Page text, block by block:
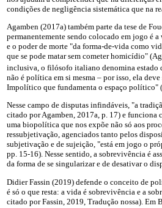
condições de negligência sistemática que na
Agamben (2017a) também parte da tese de
permanentemente sendo colocado em jogo é
e o poder de morte "da forma-de-vida como
que se pode matar sem cometer homicídio"
inclusiva, o filósofo italiano denomina estado
não é política em si mesma – por isso, ela
Impolítico que fundamenta o espaço político"
Nesse campo de disputas infindáveis, "a
citado por Agamben, 2017a, p. 17) e funciona
uma biopolítica que nos expõe não só aos
ressubjetivação, agenciados tanto pelos
subjetivação e de sujeição, "está em jogo o
pp. 15-16). Nesse sentido, a sobrevivência é
da forma de se singularizar e de desativar o
Didier Fassin (2019) defende o conceito de
é só o que resta: a vida é sobrevivência e a
citado por Fassin, 2019, Tradução nossa). Em